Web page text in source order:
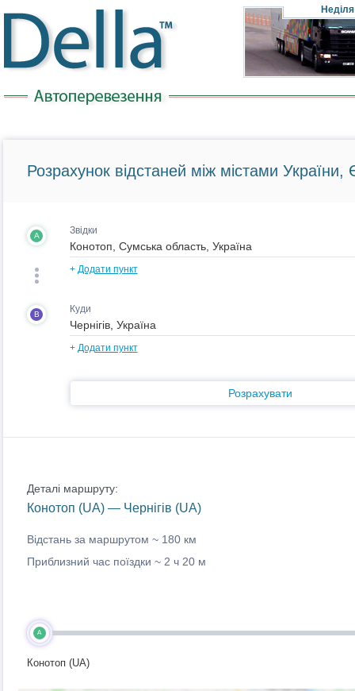
Неділя
Розрахунок відстаней між містами України,
A Звідки
+ Додати пункт
B Куди
+ Додати пункт
Розрахувати
Деталі маршруту:
Конотоп (UA) — Чернігів (UA)
Відстань за маршрутом ~ 180 км
Приблизний час поїздки ~ 2 ч 20 м
A
Конотоп (UA)